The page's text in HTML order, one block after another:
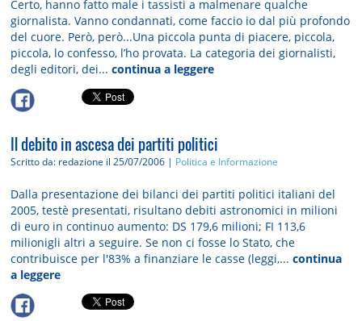
Certo, hanno fatto male i tassisti a malmenare qualche
giornalista. Vanno condannati, come faccio io dal più profondo
del cuore. Però, però...Una piccola punta di piacere, piccola,
piccola, lo confesso, l’ho provata. La categoria dei giornalisti,
degli editori, dei...continua a leggere
Il debito in ascesa dei partiti politici
Scritto da: redazione il 25/07/2006 | Politica e Informazione
Dalla presentazione dei bilanci dei partiti politici italiani del
2005, testè presentati, risultano debiti astronomici in milioni
di euro in continuo aumento: DS 179,6 milioni; FI 113,6
milionigli altri a seguire. Se non ci fosse lo Stato, che
contribuisce per l'83% a finanziare le casse (leggi,...continua
a leggere